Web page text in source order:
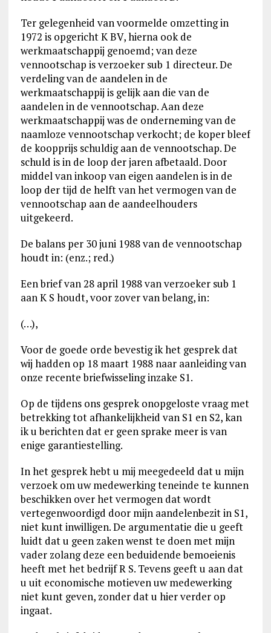
Ter gelegenheid van voormelde omzetting in
1972 is opgericht K BV, hierna ook de
werkmaatschappij genoemd; van deze
vennootschap is verzoeker sub 1 directeur. De
verdeling van de aandelen in de
werkmaatschappij is gelijk aan die van de
aandelen in de vennootschap. Aan deze
werkmaatschappij was de onderneming van de
naamloze vennootschap verkocht; de koper bleef
de koopprijs schuldig aan de vennootschap. De
schuld is in de loop der jaren afbetaald. Door
middel van inkoop van eigen aandelen is in de
loop der tijd de helft van het vermogen van de
vennootschap aan de aandeelhouders
uitgekeerd.
De balans per 30 juni 1988 van de vennootschap
houdt in: (enz.; red.)
Een brief van 28 april 1988 van verzoeker sub 1
aan K S houdt, voor zover van belang, in:
(…),
Voor de goede orde bevestig ik het gesprek dat
wij hadden op 18 maart 1988 naar aanleiding van
onze recente briefwisseling inzake S1.
Op de tijdens ons gesprek onopgeloste vraag met
betrekking tot afhankelijkheid van S1 en S2, kan
ik u berichten dat er geen sprake meer is van
enige garantiestelling.
In het gesprek hebt u mij meegedeeld dat u mijn
verzoek om uw medewerking teneinde te kunnen
beschikken over het vermogen dat wordt
vertegenwoordigd door mijn aandelenbezit in S1,
niet kunt inwilligen. De argumentatie die u geeft
luidt dat u geen zaken wenst te doen met mijn
vader zolang deze een beduidende bemoeienis
heeft met het bedrijf R S. Tevens geeft u aan dat
u uit economische motieven uw medewerking
niet kunt geven, zonder dat u hier verder op
ingaat.